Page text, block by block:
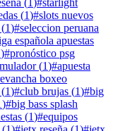
(1)#slots nuevos
(1)#seleccion peruana
española apuestas
)#pronóstico psg
(1)#apuesta
boxeo
(1)#club brujas (1)#big
)#big bass splash
(1)#equipos